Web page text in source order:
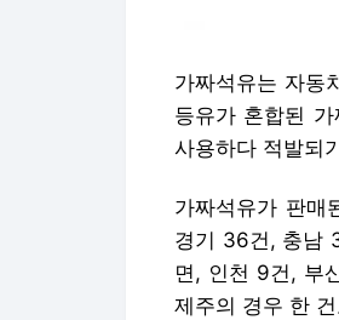
가짜석유는 자동
등유가 혼합된
사용하다 적발되
가짜석유가 판매
경기 36건, 충남
면, 인천 9건, 부
제주의 경우 한